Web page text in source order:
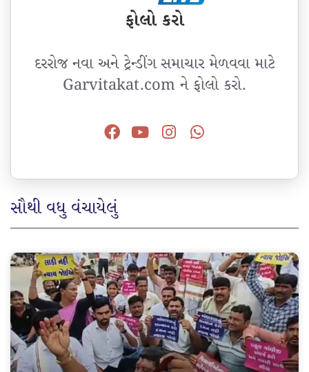
ફોલો કરો
દરરોજ નવા અને ટ્રેન્ડીંગ સમાચાર મેળવવા માટે
Garvitakat.com ને ફોલો કરો.
સૌથી વધુ વંચાયેલું